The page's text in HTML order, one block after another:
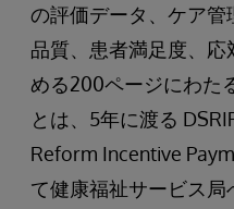
の評価データ、ケア
品質、患者満足度、
める200ページにわた
とは、5年に渡る
Reform Incentive
て健康福祉サービス局